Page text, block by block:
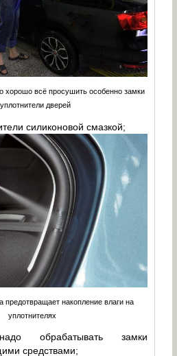
хорошо всё просушить особенно замки
дверей
силиконовой смазкой;
предотвращает накопление влаги на
уплотнителях
обрабатывать замки
средствами;